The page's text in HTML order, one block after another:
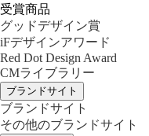
受賞商品
グッドデザイン賞
iFデザインアワード
Red Dot Design Award
CMライブラリー
ブランドサイト
ブランドサイト
その他のブランドサイト